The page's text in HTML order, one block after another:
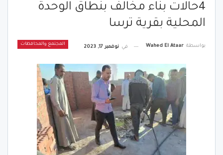
4حالات بناء مخالف بنطاق الوحدة
المحلية بقرية ترسا
المجتمع والمحافظات بواسطة Wahed El Ataar في نوفمبر 17, 2023